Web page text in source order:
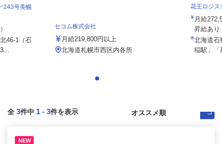
243号美幌
46-1（石
セコム株式会社
月給219,800円以上
北海道札幌市西区内各所
花王ロジ
月給
昇給あ
北海道石
稲駅」
全 3件中 1 - 3件を表示
NEW